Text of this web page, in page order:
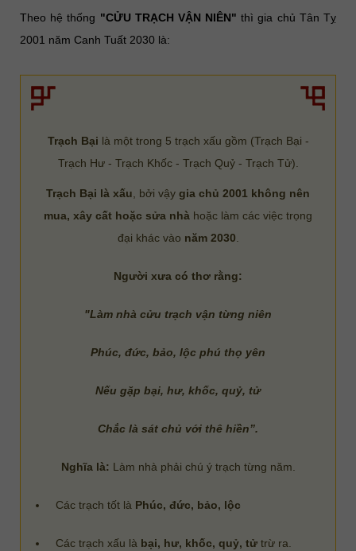
Theo hệ thống "CỬU TRẠCH VẬN NIÊN" thì gia chủ Tân Tỵ
2001 năm Canh Tuất 2030 là:
Trạch Bại là một trong 5 trạch xấu gồm (Trạch Bại -
Trạch Hư - Trạch Khốc - Trạch Quỷ - Trạch Tử).
Trạch Bại là xấu , bởi vậy gia chủ 2001 không nên
mua, xây cất hoặc sửa nhà hoặc làm các việc trọng
đại khác vào năm 2030
Người xưa có thơ rằng:
"Làm nhà cửu trạch vận từng niên
Phúc, đức, bảo, lộc phú thọ yên
Nếu gặp bại, hư, khốc, quỷ, tử
Chắc là sát chủ với thê hiền”.
Nghĩa là: Làm nhà phải chú ý trạch từng năm.
Các trạch tốt là Phúc, đức, bảo, lộc
Các trạch xấu là bại, hư, khốc, quỷ, tử trừ ra.